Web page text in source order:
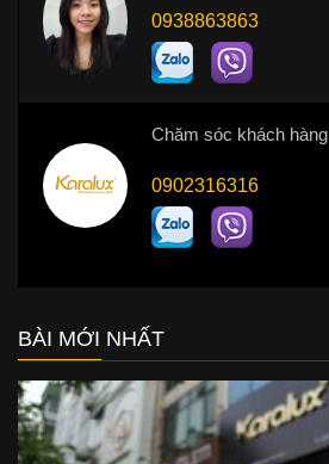
0938863863
Chăm sóc khách hàng
0902316316
BÀI MỚI NHẤT